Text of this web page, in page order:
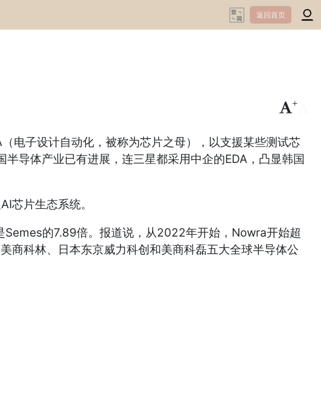
返回首页
+
电子设计自动化，被称为芯片之母），以支援某些测试芯
导体产业已有进展，连三星都采用中企的EDA，凸显韩国
芯片生态系统。
的7.89倍。报道说，从2022年开始，Nowra开始超
商科林、日本东京威力科创和美商科磊五大全球半导体公